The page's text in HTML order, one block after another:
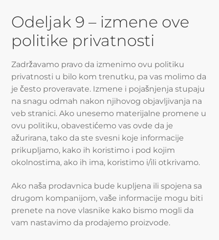
Odeljak 9 – izmene ove
politike privatnosti
Zadržavamo pravo da izmenimo ovu politiku
privatnosti u bilo kom trenutku, pa vas molimo da
je često proveravate. Izmene i pojašnjenja stupaju
na snagu odmah nakon njihovog objavljivanja na
veb stranici. Ako unesemo materijalne promene u
ovu politiku, obavestićemo vas ovde da je
ažurirana, tako da ste svesni koje informacije
prikupljamo, kako ih koristimo i pod kojim
okolnostima, ako ih ima, koristimo i/ili otkrivamo.
Ako naša prodavnica bude kupljena ili spojena sa
drugom kompanijom, vaše informacije mogu biti
prenete na nove vlasnike kako bismo mogli da
vam nastavimo da prodajemo proizvode.